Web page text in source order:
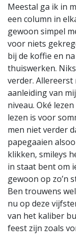
Meestal ga ik in
een column in
gewoon simpel
voor niets
bij de koffie en
thuiswerken.
verder. Allereerst
aanleiding van
niveau. Oké
lezen is voor
men niet verder
papegaaien
klikken, smileys
in staat bent om
gewoon op zo’n
Ben trouwens
nu op deze
van het kaliber
feest zijn zoals